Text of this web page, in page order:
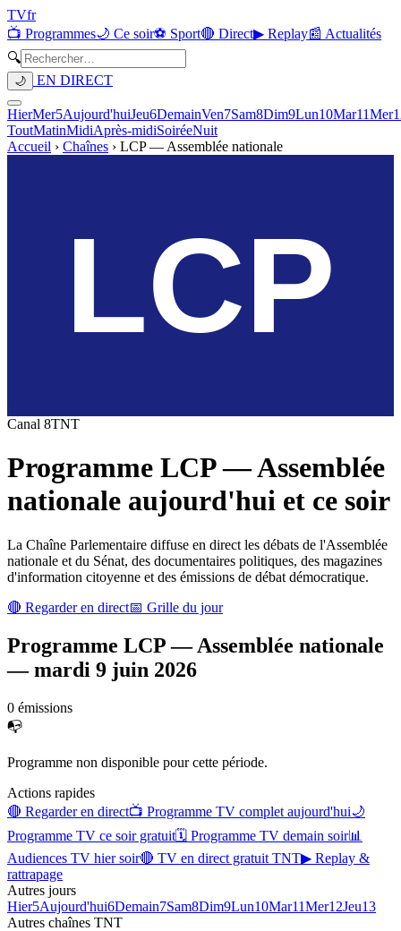
TVfr
📺 Programmes🌙 Ce soir⚽ Sport🔴 Direct▶ Replay📰 Actualités
🔍
🌙 EN DIRECT
HierMer5Aujourd'huiJeu6DemainVen7Sam8Dim9Lun10Mar11Mer
ToutMatinMidiAprès-midiSoiréeNuit
Accueil › Chaînes › LCP — Assemblée nationale
Canal 8TNT
Programme LCP — Assemblée
nationale aujourd'hui et ce soir
La Chaîne Parlementaire diffuse en direct les débats de l'Assemblée
nationale et du Sénat, des documentaires politiques, des magazines
d'information citoyenne et des émissions de débat démocratique.
🔴 Regarder en direct📅 Grille du jour
Programme LCP — Assemblée nationale
—mardi 9 juin 2026
0 émissions
📭
Programme non disponible pour cette période.
Actions rapides
🔴 Regarder en direct📺 Programme TV complet aujourd'hui🌙
Programme TV ce soir gratuit🗓 Programme TV demain soir📊
Audiences TV hier soir🔴 TV en direct gratuit TNT▶ Replay &
rattrapage
Autres jours
Hier5Aujourd'hui6Demain7Sam8Dim9Lun10Mar11Mer12Jeu13
Autres chaînes TNT